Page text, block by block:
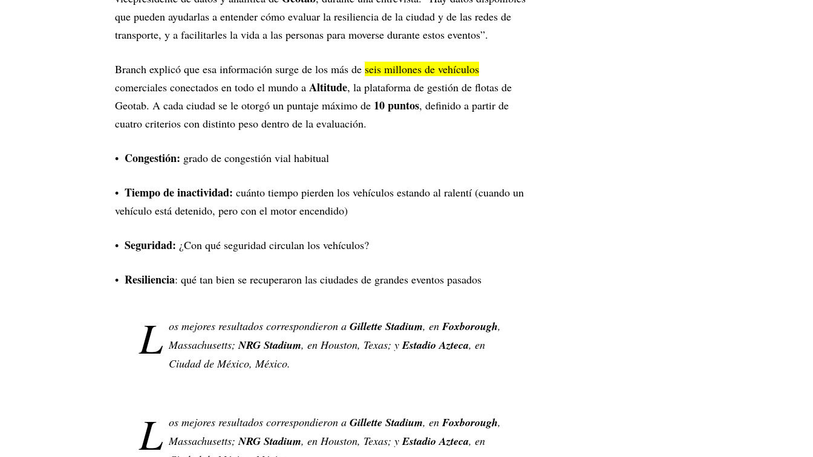
que pueden ayudarlas a entender cómo evaluar la resiliencia de la ciudad y de las redes de
transporte, y a facilitarles la vida a las personas para moverse durante estos eventos”.
Branch explicó que esa información surge de los más de seis millones de vehículos
comerciales conectados en todo el mundo a Altitude, la plataforma de gestión de flotas de
Geotab. A cada ciudad se le otorgó un puntaje máximo de 10 puntos, definido a partir de
cuatro criterios con distinto peso dentro de la evaluación.
Congestión: grado de congestión vial habitual
Tiempo de inactividad: cuánto tiempo pierden los vehículos estando al ralentí (cuando un
vehículo está detenido, pero con el motor encendido)
Seguridad: ¿Con qué seguridad circulan los vehículos?
Resiliencia: qué tan bien se recuperaron las ciudades de grandes eventos pasados ​
L os mejores resultados correspondieron a Gillette Stadium, enFoxborough,
Massachusetts;NRG Stadium, en Houston, Texas; yEstadio Azteca, en
Ciudad de México, México.
L os mejores resultados correspondieron a Gillette Stadium, enFoxborough,
Massachusetts;NRG Stadium, en Houston, Texas; yEstadio Azteca, en